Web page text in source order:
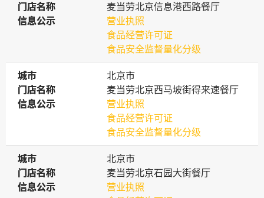
门店名称
门店名称
麦当劳北京信息港西路餐厅
信息公示
信息公示
营业执照
食品经营许可证
食品安全监督量化分级
城市
城市
北京市
门店名称
门店名称
麦当劳北京西马坡街得来速餐厅
信息公示
信息公示
营业执照
食品经营许可证
食品安全监督量化分级
城市
城市
北京市
门店名称
门店名称
麦当劳北京石园大街餐厅
信息公示
信息公示
营业执照